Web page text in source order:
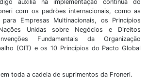
auxilia na implementação contínua do
com os padrões internacionais, como as
Empresas Multinacionais, os Princípios
Unidas sobre Negócios e Direitos
Fundamentais da Organização
(OIT) e os 10 Princípios do Pacto Global
toda a cadeia de suprimentos da Froneri.